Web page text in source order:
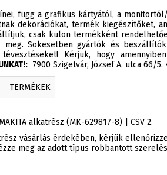
függ a grafikus kártyától, a
dekorációkat, termék kiegészítőket,
csak külön termékként
meg. Sokesetben gyártók és
Kérjük, hogy
7900 Szigetvár, József A. utca 66/
TERMÉKEK
alkatrész (MK-629817-8) | CSV 2.
vásárlás érdekében, kérjük ellenőrizze
meg az adott típus robbantott